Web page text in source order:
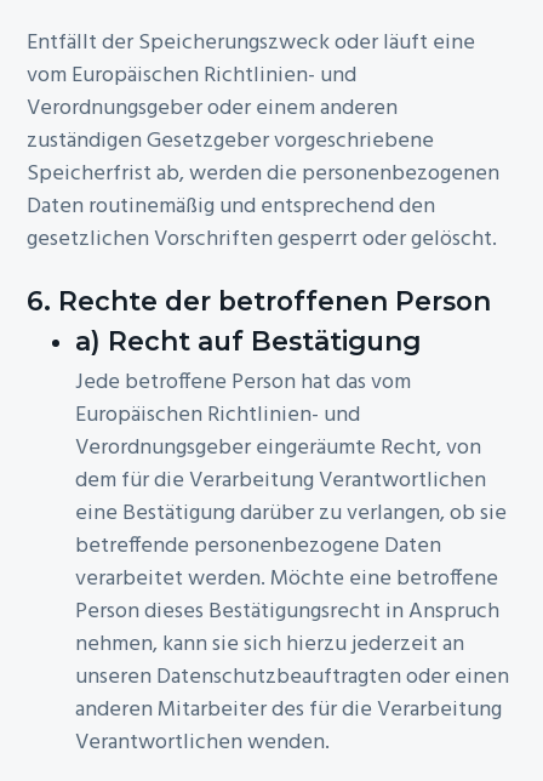
Entfällt der Speicherungszweck oder läuft eine
vom Europäischen Richtlinien- und
Verordnungsgeber oder einem anderen
zuständigen Gesetzgeber vorgeschriebene
Speicherfrist ab, werden die personenbezogenen
Daten routinemäßig und entsprechend den
gesetzlichen Vorschriften gesperrt oder gelöscht.
6. Rechte der betroffenen Person
a) Recht auf Bestätigung
Jede betroffene Person hat das vom
Europäischen Richtlinien- und
Verordnungsgeber eingeräumte Recht, von
dem für die Verarbeitung Verantwortlichen
eine Bestätigung darüber zu verlangen, ob sie
betreffende personenbezogene Daten
verarbeitet werden. Möchte eine betroffene
Person dieses Bestätigungsrecht in Anspruch
nehmen, kann sie sich hierzu jederzeit an
unseren Datenschutzbeauftragten oder einen
anderen Mitarbeiter des für die Verarbeitung
Verantwortlichen wenden.